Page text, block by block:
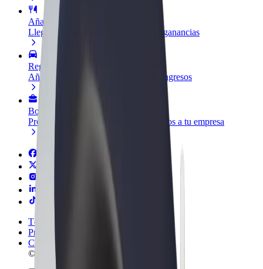
Añadir un restaurante o tienda
Llega a más clientes y maximiza tus ganancias
Registrarse como propietario de flota
Añade tu flota a Bolt y potencia tus ingresos
Bolt para empresas
Productos y servicios de Bolt adaptados a tu empresa
Términos y Condiciones
Privacidad
Cookies
© 2026 Bolt Technology OÜ